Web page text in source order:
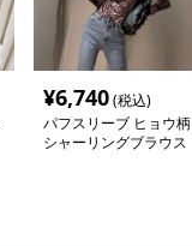
¥6,740(税込)
パフスリーブ ヒョウ柄
シャーリングブラウス